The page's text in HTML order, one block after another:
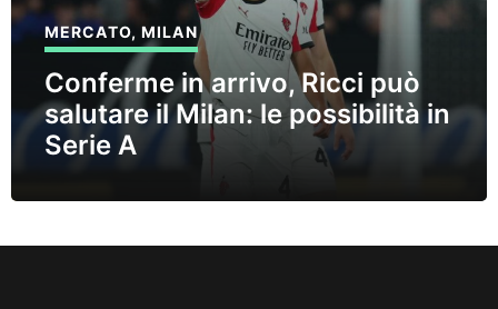
MERCATO,MILAN
Conferme in arrivo, Ricci può
salutare il Milan: le possibilità in
Serie A